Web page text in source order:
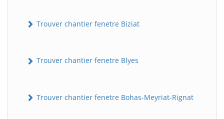
Trouver chantier fenetre Biziat
Trouver chantier fenetre Blyes
Trouver chantier fenetre Bohas-Meyriat-Rignat